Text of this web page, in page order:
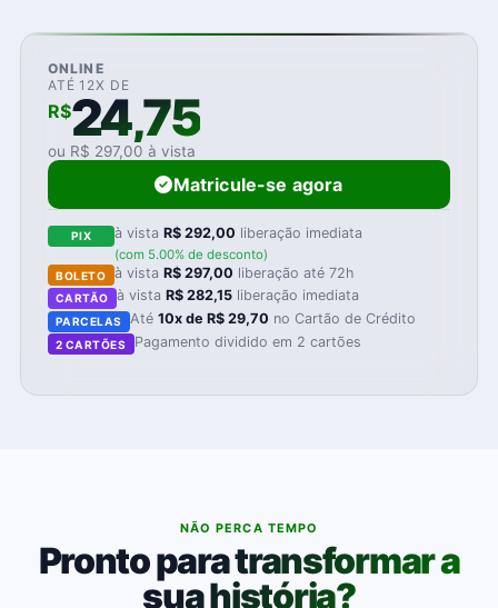
ONLINE
ATÉ 12X DE
R$24,75
ou R$ 297,00 à vista
Matricule-se agora
PIX à vistaR$ 292,00 liberação imediata
(com 5.00% de desconto)
BOLETO à vistaR$ 297,00 liberação até 72h
CARTÃO à vista R$ 282,15 liberação imediata
PARCELAS Até10x de R$ 29,70 no Cartão de Crédito
2 CARTÕES Pagamento dividido em 2 cartões
NÃO PERCA TEMPO
Pronto para transformar a
sua história?